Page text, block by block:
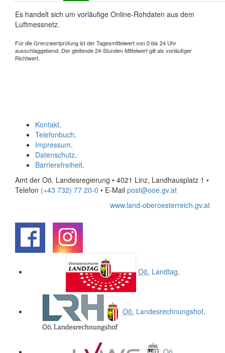
Es handelt sich um vorläufige Online-Rohdaten aus dem
Luftmessnetz.
Für die Grenzwertprüfung ist der Tagesmittelwert von 0 bis 24 Uhr
ausschlaggebend. Der gleitende 24-Stunden Mittelwert gilt als vorläufiger
Richtwert.
Kontakt.
Telefonbuch.
Impressum.
Datenschutz.
Barrierefreiheit.
Amt der Oö. Landesregierung • 4021 Linz, Landhausplatz 1 •
Telefon (+43 732) 77 20-0 • E-Mail post@ooe.gv.at
www.land-oberoesterreich.gv.at
Oö. Landtag.
Oö. Landesrechnungshof.